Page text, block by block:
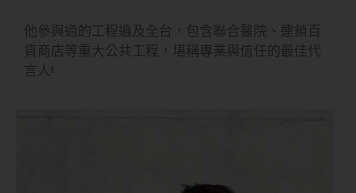
他參與過的工程遍及全台，包含聯合醫院、連鎖百
貨商店等重大公共工程，堪稱專業與信任的最佳代
言人!